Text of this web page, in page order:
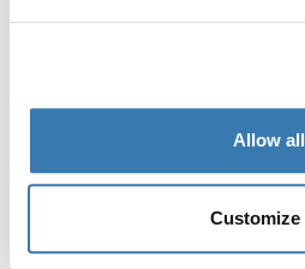
Allow all
Customize
Wyświetlacz systemu Thule
bezpieczną instalację. Dla
porady.